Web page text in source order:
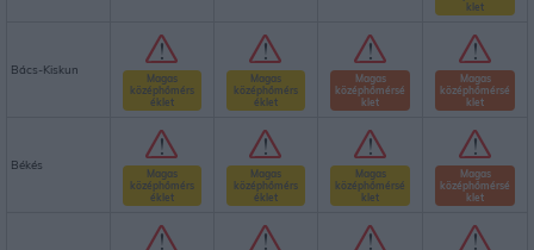
klet
Bács-Kiskun
Magas
középhőmérs
éklet
Magas
középhőmérs
éklet
Magas
középhőmérsé
klet
Magas
középhőmérsé
klet
Békés
Magas
középhőmérs
éklet
Magas
középhőmérs
éklet
Magas
középhőmérsé
klet
Magas
középhőmérsé
klet